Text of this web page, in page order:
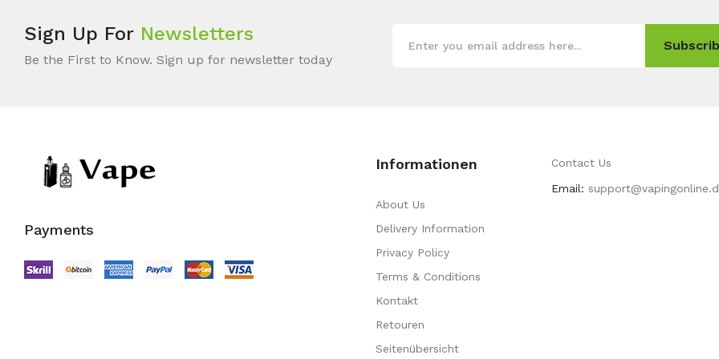
Sign Up For Newsletters
Be the First to Know. Sign up for newsletter today
Payments
Informationen
About Us
Delivery Information
Privacy Policy
Terms & Conditions
Kontakt
Retouren
Seitenübersicht
Contact Us
Email: